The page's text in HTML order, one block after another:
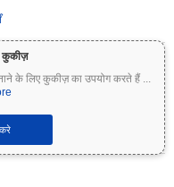
कुकीज़
के लिए कुकीज़ का उपयोग करते हैं ...
जोखिम शामिल है। आप अपने निवेश का
केवल सूचनात्मक उद्देश्यों के लिए प्रदान
लेने से पहले हमेशा अपना स्वयं का शोध
इस जानकारी के उपयोग से होने